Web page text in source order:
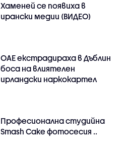
Хаменей се появиха в
ирански медии (ВИДЕО)
ОАЕ екстрадираха в Дъблин
боса на влиятелен
ирландски наркокартел
Професионална студийна
Smash Cake фотосесия ..